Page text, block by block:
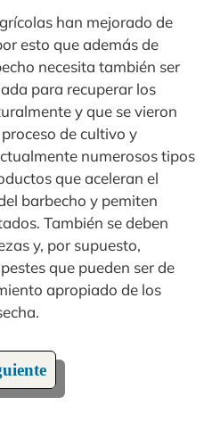
han mejorado de
esto que además de
necesita también ser
para recuperar los
y que se vieron
de cultivo y
numerosos tipos
que aceleran el
barbecho y pemiten
También se deben
y, por supuesto,
que pueden ser de
apropiado de los